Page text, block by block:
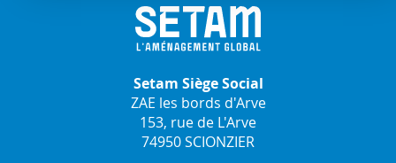
Setam Siège Social
ZAE les bords d'Arve
153, rue de L'Arve
74950 SCIONZIER